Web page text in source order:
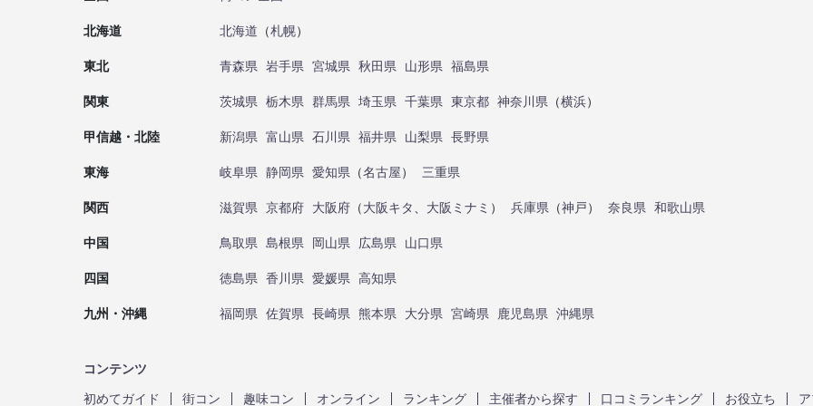
北海道 北海道 （札幌）
東北 青森県 岩手県 宮城県 秋田県 山形県 福島県
関東 茨城県 栃木県 群馬県 埼玉県 千葉県 東京都 神奈川県 （横浜）
甲信越・北陸 新潟県 富山県 石川県 福井県 山梨県 長野県
東海 岐阜県 静岡県 愛知県 （名古屋） 三重県
関西 滋賀県 京都府 大阪府 （大阪キタ 大阪ミナミ ） 兵庫県 （神戸） 奈良県 和歌山県
中国 鳥取県 島根県 岡山県 広島県 山口県
四国 徳島県 香川県 愛媛県 高知県
九州・沖縄 福岡県 佐賀県 長崎県 熊本県 大分県 宮崎県 鹿児島県 沖縄県
コンテンツ
初めてガイド
街コン 趣味コン オンライン ランキング 主催者から探す 口コミランキング お役立ち